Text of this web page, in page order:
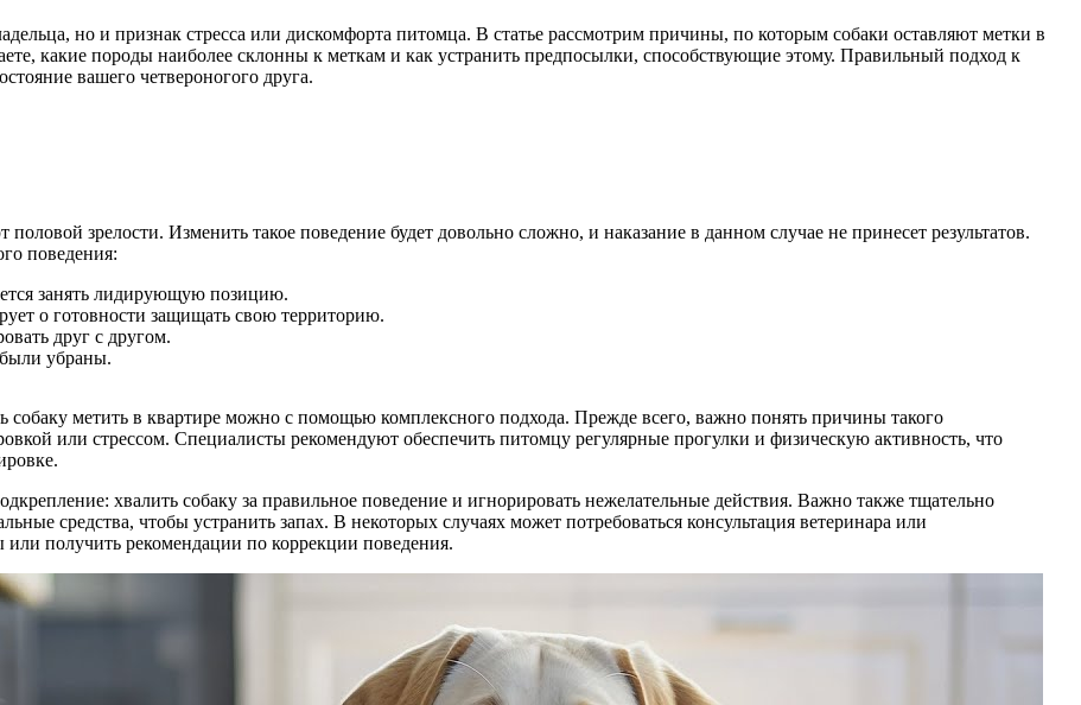
но и признак стресса или дискомфорта питомца. В статье рассмотрим причины, по которым собаки оставляют метки в
какие породы наиболее склонны к меткам и как устранить предпосылки, способствующие этому. Правильный подход к
вашего четвероногого друга.
зрелости. Изменить такое поведение будет довольно сложно, и наказание в данном случае не принесет результатов.
поведения:
занять лидирующую позицию.
о готовности защищать свою территорию.
друг с другом.
убраны.
собаку метить в квартире можно с помощью комплексного подхода. Прежде всего, важно понять причины такого
или стрессом. Специалисты рекомендуют обеспечить питомцу регулярные прогулки и физическую активность, что
хвалить собаку за правильное поведение и игнорировать нежелательные действия. Важно также тщательно
средства, чтобы устранить запах. В некоторых случаях может потребоваться консультация ветеринара или
получить рекомендации по коррекции поведения.